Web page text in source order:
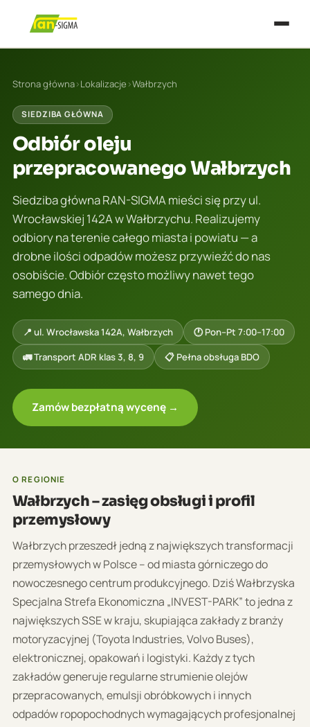
Strona główna›Lokalizacje ›Wałbrzych
SIEDZIBA GŁÓWNA
Odbiór oleju
przepracowanego Wałbrzych
Siedziba główna RAN-SIGMA mieści się przy ul.
Wrocławskiej 142A w Wałbrzychu. Realizujemy
odbiory na terenie całego miasta i powiatu — a
drobne ilości odpadów możesz przywieźć do nas
osobiście. Odbiór często możliwy nawet tego
samego dnia.
📍 ul. Wrocławska 142A, Wałbrzych
🕐 Pon–Pt 7:00–17:00
🚛 Transport ADR klas 3, 8, 9
📋 Pełna obsługa BDO
Zamów bezpłatną wycenę →
O REGIONIE
Wałbrzych – zasięg obsługi i profil
przemysłowy
Wałbrzych przeszedł jedną z największych transformacji
przemysłowych w Polsce – od miasta górniczego do
nowoczesnego centrum produkcyjnego. Dziś Wałbrzyska
Specjalna Strefa Ekonomiczna „INVEST-PARK” to jedna z
największych SSE w kraju, skupiająca zakłady z branży
motoryzacyjnej (Toyota Industries, Volvo Buses),
elektronicznej, opakowań i logistyki. Każdy z tych
zakładów generuje regularne strumienie olejów
przepracowanych, emulsji obróbkowych i innych
odpadów ropopochodnych wymagających profesjonalnej